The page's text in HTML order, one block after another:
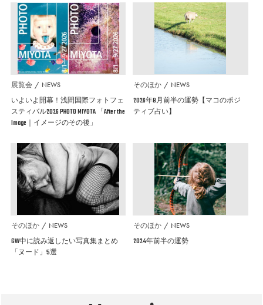
展覧会 NEWS
いよいよ開幕！浅間国際フォトフェ
スティバル2026 PHOTO MIYOTA 「After the
Image｜イメージのその後」
そのほか NEWS
2026年8月前半の運勢【マコのポジ
ティブ占い】
そのほか NEWS
GW中に読み返したい写真集まとめ
「ヌード」5選
そのほか NEWS
2024年前半の運勢